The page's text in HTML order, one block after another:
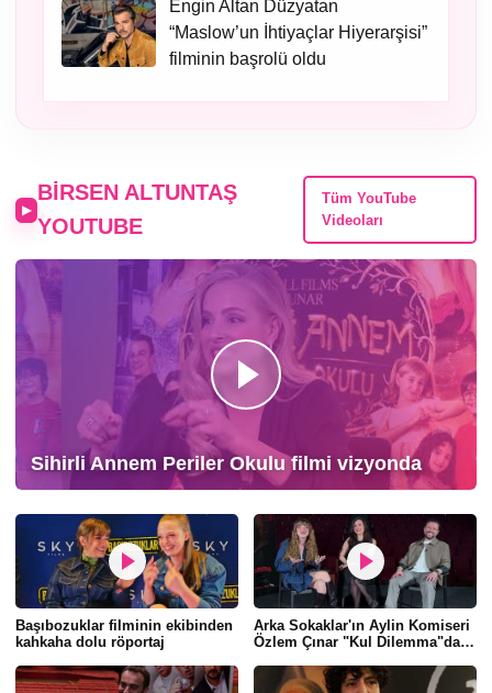
Engin Altan Düzyatan
“Maslow’un İhtiyaçlar Hiyerarşisi”
filminin başrolü oldu
BIRSEN ALTUNTAŞ
YOUTUBE
Tüm YouTube
Videoları
Sihirli Annem Periler Okulu filmi vizyonda
Başıbozuklar filminin ekibinden
kahkaha dolu röportaj
Arka Sokaklar'ın Aylin Komiseri
Özlem Çınar "Kul Dilemma"da
buluştu